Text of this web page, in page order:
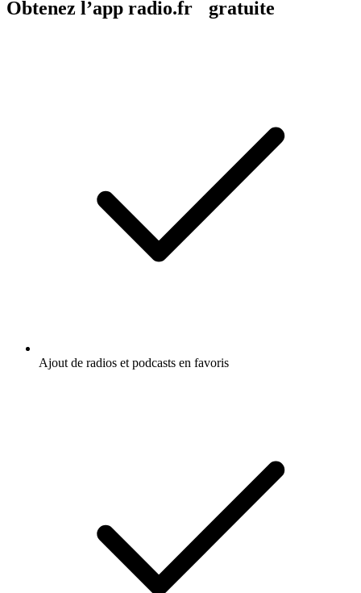
Obtenez l’app radio.fr gratuite
Ajout de radios et podcasts en favoris